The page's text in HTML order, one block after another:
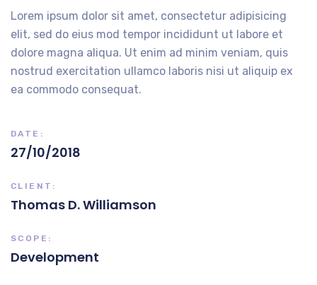
Lorem ipsum dolor sit amet, consectetur adipisicing
elit, sed do eius mod tempor incididunt ut labore et
dolore magna aliqua. Ut enim ad minim veniam, quis
nostrud exercitation ullamco laboris nisi ut aliquip ex
ea commodo consequat.
DATE:
27/10/2018
CLIENT:
Thomas D. Williamson
SCOPE:
Development